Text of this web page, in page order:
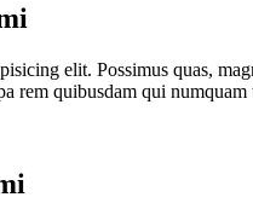
elit. Possimus quas,
rem quibusdam qui numquam